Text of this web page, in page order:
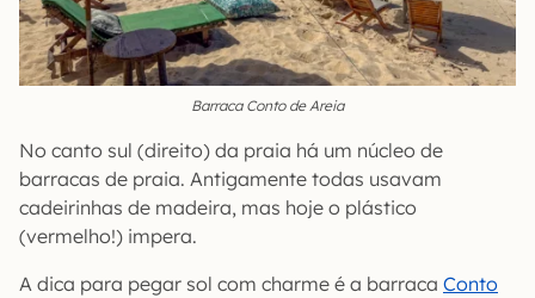
Barraca Conto de Areia
No canto sul (direito) da praia há um núcleo de
barracas de praia. Antigamente todas usavam
cadeirinhas de madeira, mas hoje o plástico
(vermelho!) impera.
A dica para pegar sol com charme é a barraca Conto